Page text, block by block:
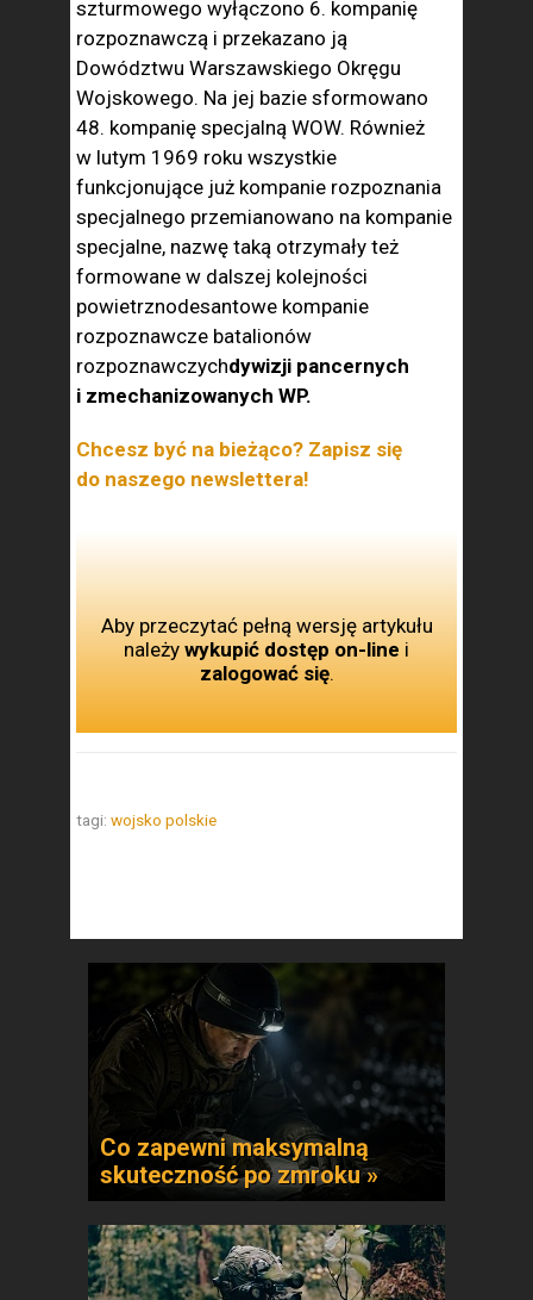
szturmowego wyłączono 6. kompanię
rozpoznawczą i przekazano ją
Dowództwu Warszawskiego Okręgu
Wojskowego. Na jej bazie sformowano
48. kompanię specjalną WOW. Również
w lutym 1969 roku wszystkie
funkcjonujące już kompanie rozpoznania
specjalnego przemianowano na kompanie
specjalne, nazwę taką otrzymały też
formowane w dalszej kolejności
powietrznodesantowe kompanie
rozpoznawcze batalionów
rozpoznawczychdywizji pancernych
i zmechanizowanych WP.
Chcesz być na bieżąco? Zapisz się
do naszego newslettera!
Aby przeczytać pełną wersję artykułu
należy wykupić dostęp on-line i
zalogować się.
tagi: wojsko polskie
Co zapewni maksymalną
skuteczność po zmroku »